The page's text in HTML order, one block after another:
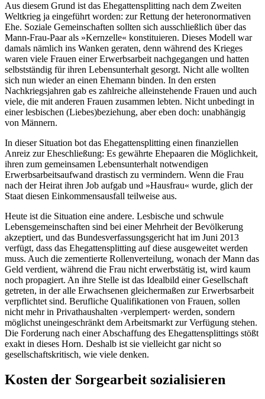
Aus diesem Grund ist das Ehegattensplitting nach dem Zweiten
Weltkrieg ja eingeführt worden: zur Rettung der heteronormativen
Ehe. Soziale Gemeinschaften sollten sich ausschließlich über das
Mann-Frau-Paar als »Kernzelle« konstituieren. Dieses Modell war
damals nämlich ins Wanken geraten, denn während des Krieges
waren viele Frauen einer Erwerbsarbeit nachgegangen und hatten
selbstständig für ihren Lebensunterhalt gesorgt. Nicht alle wollten
sich nun wieder an einen Ehemann binden. In den ersten
Nachkriegsjahren gab es zahlreiche alleinstehende Frauen und auch
viele, die mit anderen Frauen zusammen lebten. Nicht unbedingt in
einer lesbischen (Liebes)beziehung, aber eben doch: unabhängig
von Männern.
In dieser Situation bot das Ehegatten­splitting einen finanziellen
Anreiz zur Eheschließung: Es gewährte Ehepaaren die Möglichkeit,
ihren zum gemeinsamen Lebensunterhalt notwendigen
Erwerbsarbeitsaufwand drastisch zu vermindern. Wenn die Frau
nach der Heirat ihren Job aufgab und »Hausfrau« wurde, glich der
Staat diesen Einkommensausfall teilweise aus.
Heute ist die Situation eine andere. Lesbische und schwule
Lebensgemeinschaften sind bei einer Mehrheit der Bevölkerung
akzeptiert, und das Bundesverfassungsgericht hat im Juni 2013
verfügt, dass das Ehegattensplitting auf diese ausgeweitet werden
muss. Auch die zementierte Rollenverteilung, wonach der Mann das
Geld verdient, während die Frau nicht erwerbstätig ist, wird kaum
noch propagiert. An ihre Stelle ist das Idealbild einer Gesellschaft
getreten, in der alle Erwachsenen gleichermaßen zur Erwerbsarbeit
verpflichtet sind. Berufliche Qualifikationen von Frauen, sollen
nicht mehr in Privathaushalten ›verplempert‹ werden, sondern
möglichst uneingeschränkt dem Arbeitsmarkt zur Verfügung stehen.
Die Forderung nach einer Abschaffung des Ehegattensplittings stößt
exakt in dieses Horn. Deshalb ist sie vielleicht gar nicht so
gesellschaftskritisch, wie viele denken.
Kosten der Sorgearbeit sozialisieren